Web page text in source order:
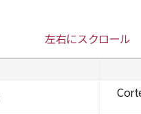
左右にスクロール